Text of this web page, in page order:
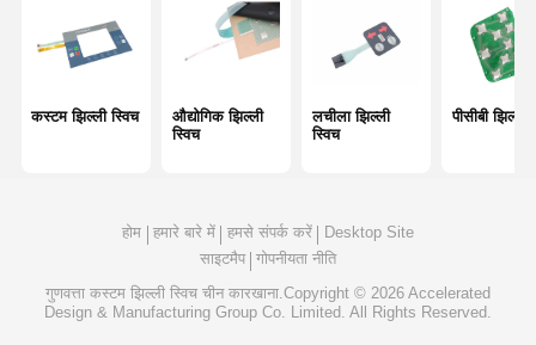
प्रकाश मार्गदर्शक फिल्म
धातु गुंबद विधानसभा
कस्टम झिल्ली स्विच
औद्योगिक झिल्ली
स्विच
लचीला झिल्ली
स्विच
पीसीबी झिल्ली
होम हमारे बारे में हमसे संपर्क करें
Desktop Site
साइटमैप
गोपनीयता नीति
गुणवत्ता कस्टम झिल्ली स्विच चीन कारखाना.Copyright © 2026 Accelerated
Design & Manufacturing Group Co. Limited. All Rights Reserved.